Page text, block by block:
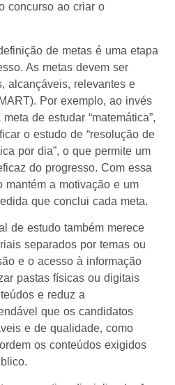
concurso ao criar o
de metas é uma etapa
As metas devem ser
alcançáveis, relevantes e
Por exemplo, ao invés
de estudar “matemática”,
o estudo de “resolução de
por dia”, o que permite um
do progresso. Com essa
mantém a motivação e um
que conclui cada meta.
de estudo também merece
separados por temas ou
e o acesso à informação
pastas físicas ou digitais
e reduz a
que os candidatos
e de qualidade, como
os conteúdos exigidos